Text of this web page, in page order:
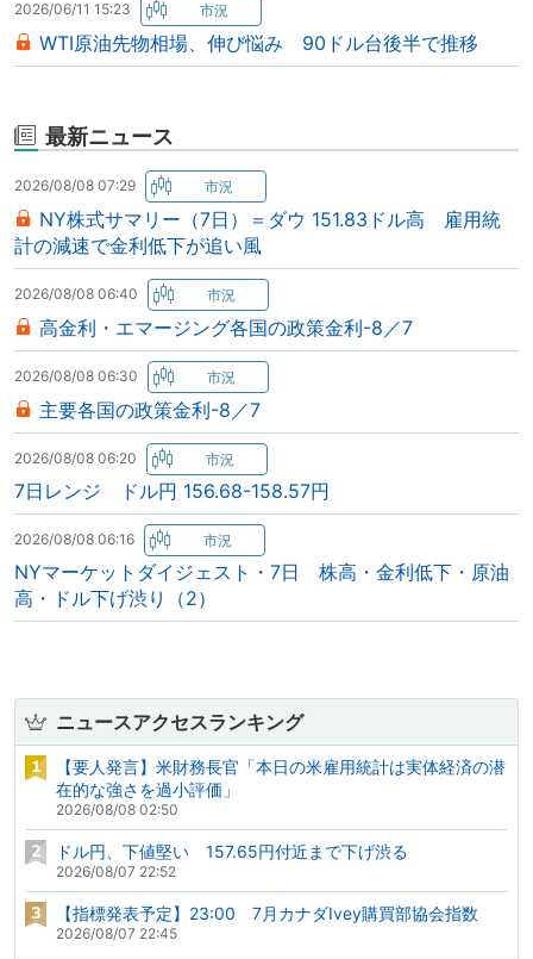
2026/06/11 15:23
WTI原油先物相場、伸び悩み 90ドル台後半で推移
最新ニュース
2026/08/08 07:29
NY株式サマリー（7日）＝ダウ 151.83ドル高 雇用統
計の減速で金利低下が追い風
2026/08/08 06:40
高金利・エマージング各国の政策金利-8／7
2026/08/08 06:30
主要各国の政策金利-8／7
2026/08/08 06:20
7日レンジ ドル円 156.68-158.57円
2026/08/08 06:16
NYマーケットダイジェスト・7日 株高・金利低下・原油
高・ドル下げ渋り（2）
ニュースアクセスランキング
【要人発言】米財務長官「本日の米雇用統計は実体経済の潜
在的な強さを過小評価」
2026/08/08 02:50
ドル円、下値堅い 157.65円付近まで下げ渋る
2026/08/07 22:52
【指標発表予定】23:00 7月カナダIvey購買部協会指数
2026/08/07 22:45